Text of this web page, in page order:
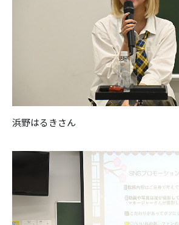
浜野はるきさん